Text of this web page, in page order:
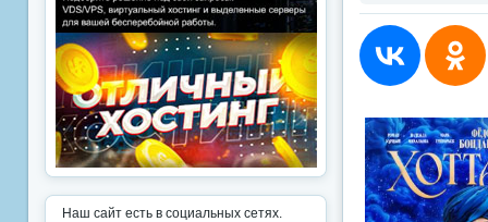
Наш сайт есть в социальных сетях.